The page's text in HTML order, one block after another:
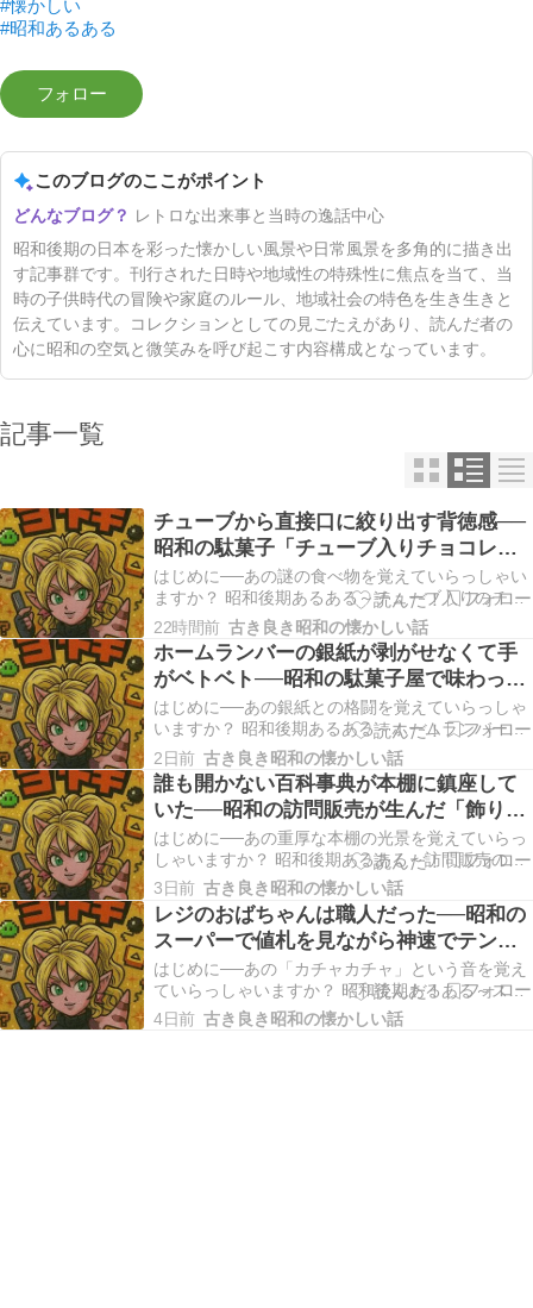
#懐かしい
#昭和あるある
このブログのここがポイント
レトロな出来事と当時の逸話中心
昭和後期の日本を彩った懐かしい風景や日常風景を多角的に描き出
す記事群です。刊行された日時や地域性の特殊性に焦点を当て、当
時の子供時代の冒険や家庭のルール、地域社会の特色を生き生きと
伝えています。コレクションとしての見ごたえがあり、読んだ者の
心に昭和の空気と微笑みを呼び起こす内容構成となっています。
記事一覧
チューブから直接口に絞り出す背徳感──
昭和の駄菓子「チューブ入りチョコレー
ト」が忘れられない理由
はじめに──あの謎の食べ物を覚えていらっしゃい
ますか？ 昭和後期あるある～チューブ入りのチョ
コレート 歯磨き粉のようなチューブに入ったチョ
コレートを、そのまま直接口に絞り出して食べる
謎の背徳感がありました。 歯磨き粉のようなチュ
ーブに入ったチョコレート。キャップを外して、
そのま…
22時間前 古き良き昭和の懐かしい話
ホームランバーの銀紙が剥がせなくて手
がベトベト──昭和の駄菓子屋で味わった
あの甘くて懐かしい記憶
はじめに──あの銀紙との格闘を覚えていらっしゃ
いますか？ 昭和後期あるある～ホームランバーの
銀紙が剥がしにくい 四角いアイスに巻かれた銀紙
をきれいに剥がせず、手がベトベトになります。
当たりが出たらお店のおばちゃんに直接渡しても
う一本もらえました。 夏の暑い日、駄菓子屋や近
所のお…
2日前 古き良き昭和の懐かしい話
誰も開かない百科事典が本棚に鎮座して
いた──昭和の訪問販売が生んだ「飾りの
全巻セット」の記憶
はじめに──あの重厚な本棚の光景を覚えていらっ
しゃいますか？ 昭和後期あるある～訪問販売の
「巨大な百科事典」 営業マンが売りに来た分厚い
百科事典の全巻セットが応接間やリビングの本棚
を占拠していますが、誰も開かないため新品同様
にピカピカのままでした。 応接間やリビングの本
棚の一角…
3日前 古き良き昭和の懐かしい話
レジのおばちゃんは職人だった──昭和の
スーパーで値札を見ながら神速でテンキ
ーを叩いていたあの技術
はじめに──あの「カチャカチャ」という音を覚え
ていらっしゃいますか？ 昭和後期あるある～スー
パーのレジ打ちが「職人技」 バーコードリーダー
ではなく、商品についた値札を見ながら、レジの
4日前 古き良き昭和の懐かしい話